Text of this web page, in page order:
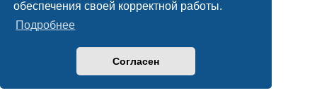
обеспечения своей корректной работы.
Подробнее
Согласен